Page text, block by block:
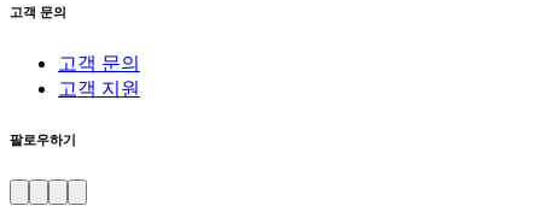
고객 문의
고객 문의
고객 지원
팔로우하기